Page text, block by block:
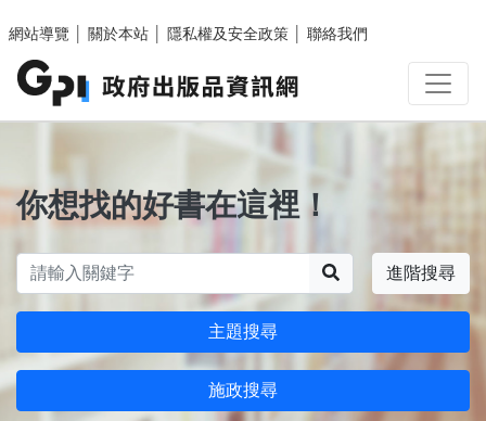
網站導覽
關於本站 隱私權及安全政策 聯絡我們
你想找的好書在這裡！
進階搜尋
主題搜尋
施政搜尋